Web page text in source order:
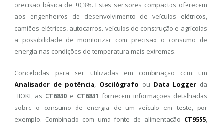
precisão básica de ±0,3%. Estes sensores compactos oferecem
aos engenheiros de desenvolvimento de veículos elétricos,
camiões elétricos, autocarros, veículos de construção e agrícolas
a possibilidade de monitorizar com precisão o consumo de
energia nas condições de temperatura mais extremas.
Concebidas para ser utilizadas em combinação com um
Analisador de potência, Oscilógrafo ou Data Loggerda
HIOKI, as CT6830 e CT6831 fornecem informações detalhadas
sobre o consumo de energia de um veículo em teste, por
exemplo. Combinado com uma fonte de alimentação CT9555,